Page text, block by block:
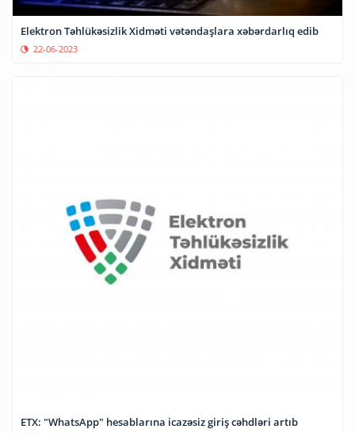
Elektron Təhlükəsizlik Xidməti vətəndaşlara xəbərdarlıq edib
22-06-2023
ETX: "WhatsApp" hesablarına icazəsiz giriş cəhdləri artıb